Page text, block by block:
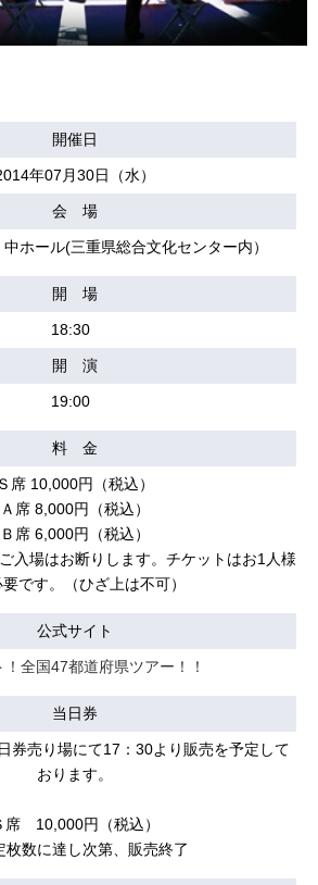
開催日
年07月30日（水）
会 場
ホール(三重県総合文化センター内）
開 場
18:30
開 演
19:00
料 金
Ｓ席 10,000円（税込）
Ａ席 8,000円（税込）
Ｂ席 6,000円（税込）
入場はお断りします。チケットはお1人様
です。（ひざ上は不可）
公式サイト
！全国47都道府県ツアー！！
当日券
売り場にて17：30より販売を予定して
おります。
席 10,000円（税込）
数に達し次第、販売終了